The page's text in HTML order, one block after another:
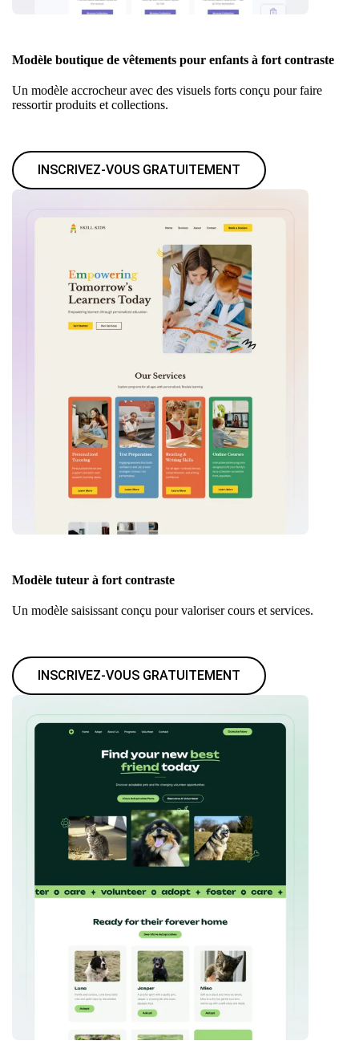
Modèle boutique de vêtements pour enfants à fort contraste
Un modèle accrocheur avec des visuels forts conçu pour faire
ressortir produits et collections.
INSCRIVEZ-VOUS GRATUITEMENT
Modèle tuteur à fort contraste
Un modèle saisissant conçu pour valoriser cours et services.
INSCRIVEZ-VOUS GRATUITEMENT